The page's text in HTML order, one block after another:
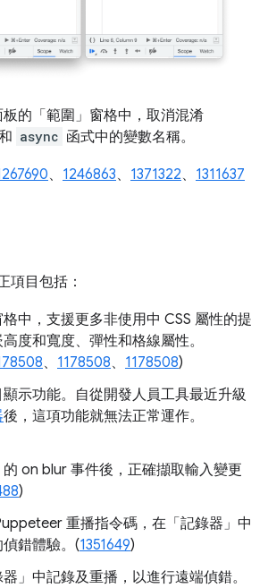
的「範圍」窗格中，取消混淆
async 函式中的變數名稱。
、 1246863、 1371322、 1311637
項目包括：
格中，支援更多非使用中 CSS 屬性的提
度和寬度、彈性和格線屬性。
、 1178508、 1178508)
示功能。自從開發人員工具最近升級
後，這項功能就無法正常運作。
的 on blur 事件後，正確擷取輸入變更
)
重播指令碼，在「記錄器」 中
錯體驗。(1351649)
」 中記錄及重播，以進行遠端偵錯。